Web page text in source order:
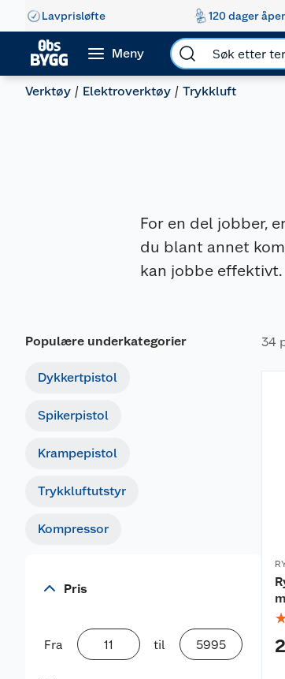
Lavprisløfte 120 dager
Meny
Verktøy Elektroverktøy Trykkluft
For en del jobber,
du blant annet
kan jobbe effektivt.
Populære underkategorier
Dykkertpistol
Spikerpistol
Krampepistol
Trykkluftutstyr
Kompressor
Pris
Fra til
34